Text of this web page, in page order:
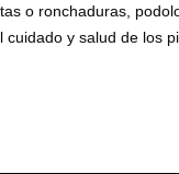
o ronchaduras,
cuidado y salud de los